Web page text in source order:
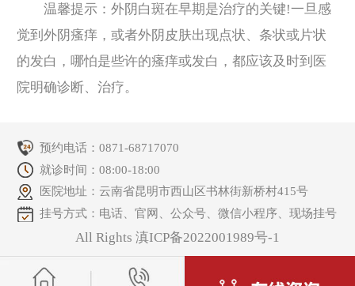
温馨提示：外阴白斑在早期是治疗的关键!一旦感
觉到外阴瘙痒，或者外阴皮肤出现点状、条状或片状
的发白，哪怕是些许的瘙痒或发白，都应该及时到医
院明确诊断、治疗。
预约电话：0871-68717070
就诊时间：08:00-18:00
医院地址：云南省昆明市西山区书林街新桥村415号
挂号方式：电话、官网、公众号、微信小程序、现场挂号
All Rights 滇ICP备2022001989号-1